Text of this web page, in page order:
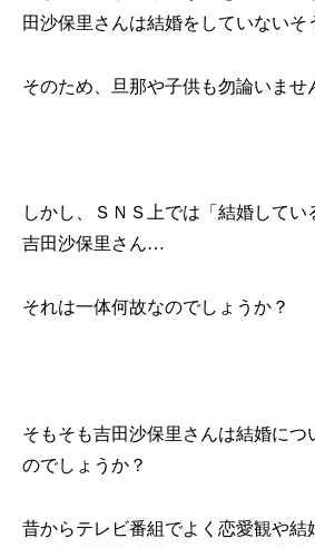
田沙保里さんは結婚をしていないそ
そのため、旦那や子供も勿論いませ
しかし、ＳＮＳ上では「結婚してい
吉田沙保里さん…
それは一体何故なのでしょうか？
そもそも吉田沙保里さんは結婚につ
のでしょうか？
昔からテレビ番組でよく恋愛観や結